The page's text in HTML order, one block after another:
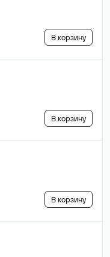
В корзину
В корзину
В корзину